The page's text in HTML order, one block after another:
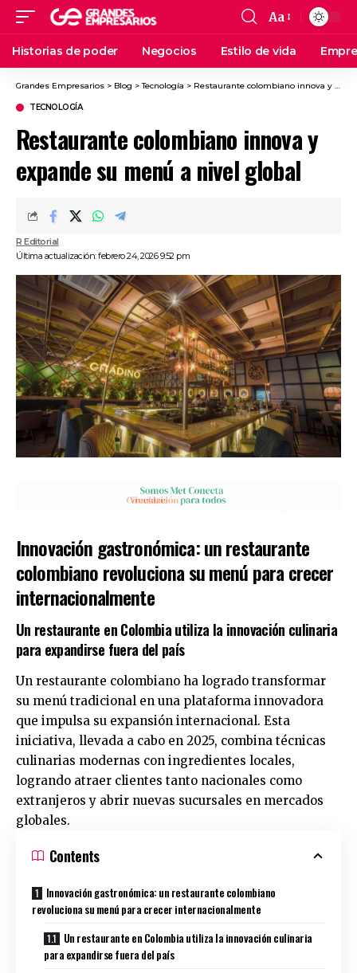
Aa
Historias de poder Negocios Estilo de vida
Grandes Empresarios > Blog >Tecnología > Restaurante colombiano innova y expande su menú a nivel global
TECNOLOGÍA
Restaurante colombiano innova y
expande su menú a nivel global
Última actualización: febrero 24, 2026 9:52 pm
R Editorial
Innovación gastronómica: un restaurante
colombiano revoluciona su menú para crecer
internacionalmente
Un restaurante en Colombia utiliza la innovación culinaria
para expandirse fuera del país
Un restaurante colombiano ha logrado transformar
su menú tradicional en una plataforma innovadora
que impulsa su expansión internacional. Esta
iniciativa, llevada a cabo en 2025, combina técnicas
culinarias modernas con ingredientes locales,
logrando atraer clientes tanto nacionales como
extranjeros y abrir nuevas sucursales en mercados
globales.
Contents
Innovación gastronómica: un restaurante colombiano
revoluciona su menú para crecer internacionalmente
Un restaurante en Colombia utiliza la innovación culinaria
para expandirse fuera del país